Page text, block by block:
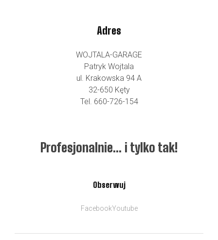
Adres
WOJTALA-GARAGE
Patryk Wojtala
ul. Krakowska 94 A
32-650 Kęty
Tel. 660-726-154
Obserwuj
FacebookYoutube
Profesjonalnie… i tylko tak!